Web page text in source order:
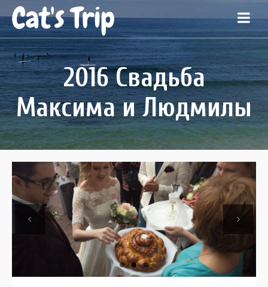
Cat's Trip
2016 Свадьба
Максима и Людмилы